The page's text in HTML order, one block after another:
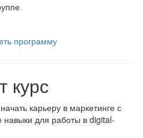
программу
курс
карьеру в маркетинге с
навыки для работы в digital-